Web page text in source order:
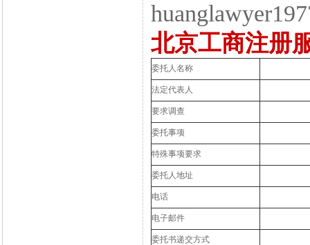
北京工商注册
委托人名称
法定代表人
要求调查
委托事项
特殊事项要求
委托人地址
电话
电子邮件
委托书递交方式